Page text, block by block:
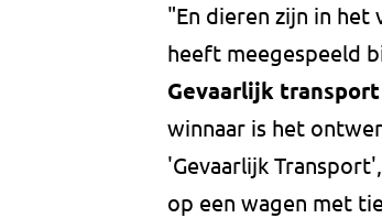
"En dieren zijn in het
heeft meegespeeld
Gevaarlijk transport
winnaar is het
'Gevaarlijk
op een wagen met